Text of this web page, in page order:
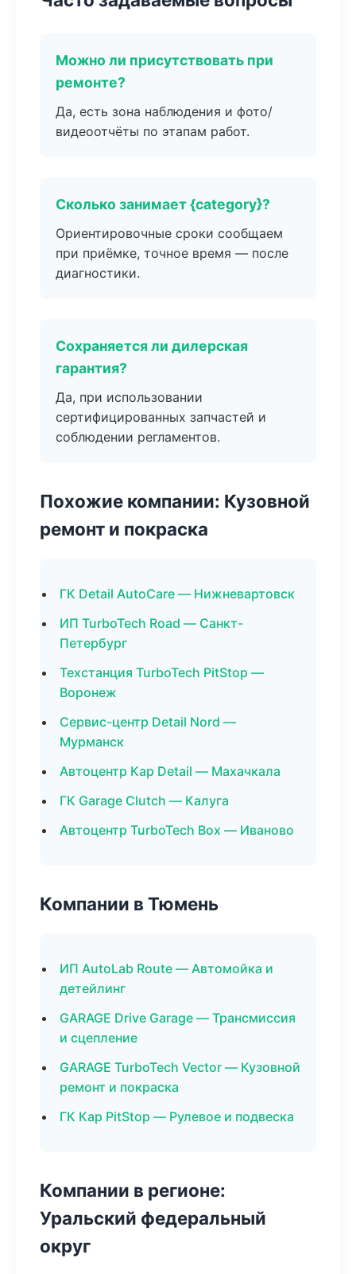
Можно ли присутствовать при
ремонте?
Да, есть зона наблюдения и фото/
видеоотчёты по этапам работ.
Сколько занимает {category}?
Ориентировочные сроки сообщаем
при приёмке, точное время — после
диагностики.
Сохраняется ли дилерская
гарантия?
Да, при использовании
сертифицированных запчастей и
соблюдении регламентов.
Похожие компании: Кузовной
ремонт и покраска
ГК Detail AutoCare — Нижневартовск
ИП TurboTech Road — Санкт-
Петербург
Техстанция TurboTech PitStop —
Воронеж
Сервис-центр Detail Nord —
Мурманск
Автоцентр Кар Detail — Махачкала
ГК Garage Clutch — Калуга
Автоцентр TurboTech Box — Иваново
Компании в Тюмень
ИП AutoLab Route — Автомойка и
детейлинг
GARAGE Drive Garage — Трансмиссия
и сцепление
GARAGE TurboTech Vector — Кузовной
ремонт и покраска
ГК Кар PitStop — Рулевое и подвеска
Компании в регионе:
Уральский федеральный
округ